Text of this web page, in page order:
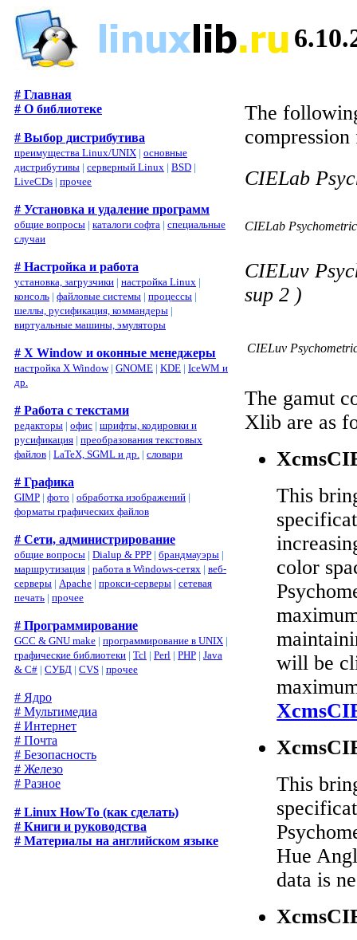
# Главная
# О библиотеке
# Выбор дистрибутива
преимущества Linux/UNIX | основные
дистрибутивы | серверный Linux | BSD |
LiveCDs | прочее
# Установка и удаление программ
общие вопросы | каталоги софта | специальные
случаи
# Настройка и работа
установка, загрузчики | настройка Linux |
консоль | файловые системы | процессы |
шеллы, русификация, коммандеры |
виртуальные машины, эмуляторы
# X Window и оконные менеджеры
настройка X Window| GNOME | KDE | IceWM и
др.
# Работа с текстами
редакторы | офис | шрифты, кодировки и
русификация | преобразования текстовых
файлов | LaTeX, SGML и др. | словари
# Графика
GIMP | фото | обработка изображений |
форматы графических файлов
# Сети, администрирование
общие вопросы | Dialup & PPP | брандмауэры |
маршрутизация | работа в Windows-сетях | веб-
серверы | Apache | прокси-серверы | сетевая
печать | прочее
# Программирование
GCC & GNU make | программирование в UNIX |
графические библиотеки | Tcl | Perl | PHP | Java
& C# | СУБД | CVS | прочее
# Ядро
# Мультимедиа
# Интернет
# Почта
# Безопасность
# Железо
# Разное
# Linux HowTo (как сделать)
# Книги и руководства
# Материалы на английском языке
The
CIELab
CIELab
CIELuv
sup 2 )
CIELuv
The gamut
Xlib are as
This
color
will be
This
Hue
data is